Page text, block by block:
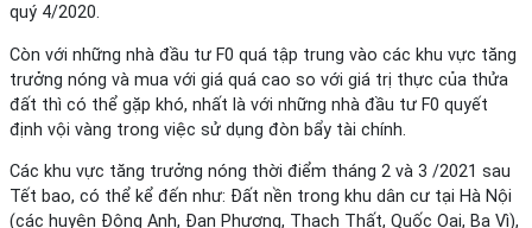
quý 4/2020.
Còn với những nhà đầu tư F0 quá tập trung vào các khu vực tăng
trưởng nóng và mua với giá quá cao so với giá trị thực của thửa
đất thì có thể gặp khó, nhất là với những nhà đầu tư F0 quyết
định vội vàng trong việc sử dụng đòn bẩy tài chính.
Các khu vực tăng trưởng nóng thời điểm tháng 2 và 3 /2021 sau
Tết bao, có thể kể đến như: Đất nền trong khu dân cư tại Hà Nội
(các huyện Đông Anh, Đan Phượng, Thạch Thất, Quốc Oai, Ba Vì),